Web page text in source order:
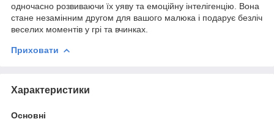
одночасно розвиваючи їх уяву та емоційну інтелігенцію. Вона
стане незамінним другом для вашого малюка і подарує безліч
веселих моментів у грі та вчинках.
Приховати
Характеристики
Основні